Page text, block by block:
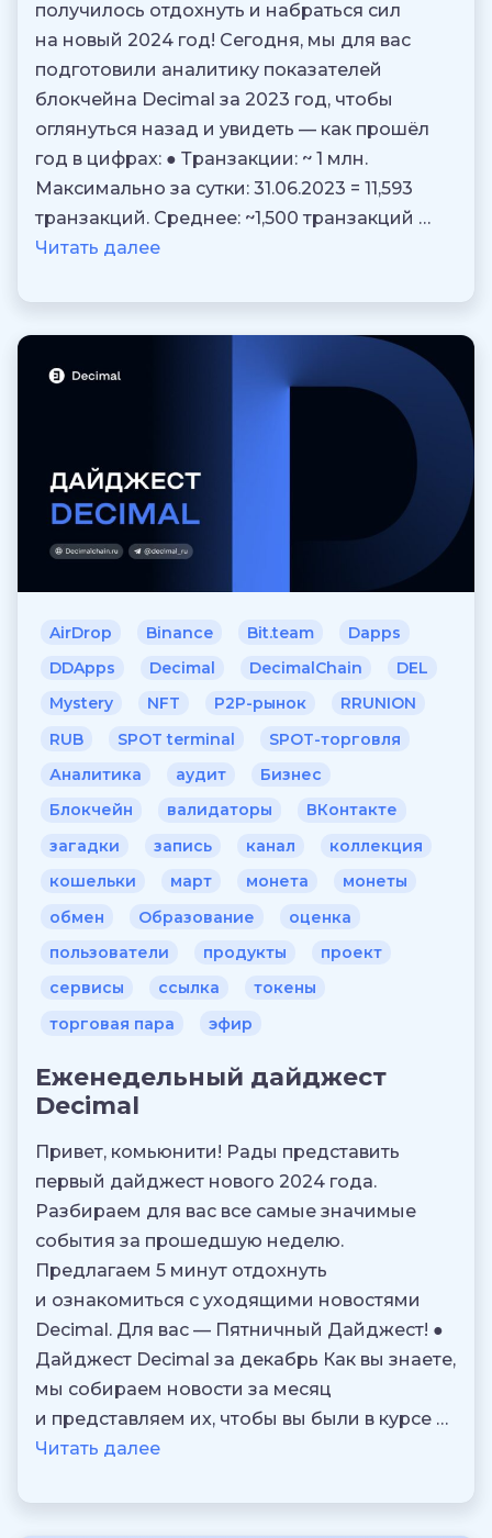
получилось отдохнуть и набраться сил
на новый 2024 год! Сегодня, мы для вас
подготовили аналитику показателей
блокчейна Decimal за 2023 год, чтобы
оглянуться назад и увидеть — как прошёл
год в цифрах: ● Транзакции: ~ 1 млн.
Максимально за сутки: 31.06.2023 = 11,593
транзакций. Среднее: ~1,500 транзакций …
Читать далее
AirDrop Binance Bit.team
Dapps
DDApps
Decimal DecimalChain
DEL
Mystery
NFT P2P-рынок
RRUNION
RUB
SPOT terminal
SPOT-торговля
Аналитика
аудит
Бизнес
Блокчейн
валидаторы
ВКонтакте
загадки
запись канал
коллекция
кошельки
март монета
монеты
обмен
Образование
оценка
пользователи
продукты
проект
сервисы
ссылка
токены
торговая пара
эфир
Еженедельный дайджест
Decimal
Привет, комьюнити! Рады представить
первый дайджест нового 2024 года.
Разбираем для вас все самые значимые
события за прошедшую неделю.
Предлагаем 5 минут отдохнуть
и ознакомиться с уходящими новостями
Decimal. Для вас — Пятничный Дайджест! ●
Дайджест Decimal за декабрь Как вы знаете,
мы собираем новости за месяц
и представляем их, чтобы вы были в курсе …
Читать далее